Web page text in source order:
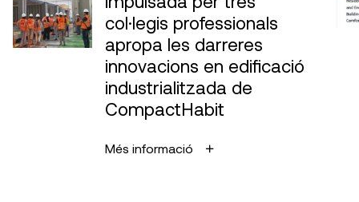
col·legis professionals
apropa les darreres
innovacions en edificació
industrialitzada de
CompactHabit
Més informació